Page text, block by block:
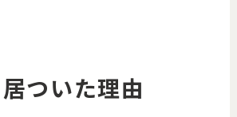
ついた理由